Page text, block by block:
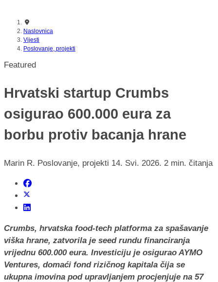
Naslovnica
Vijesti
Poslovanje, projekti
Featured
Hrvatski startup Crumbs
osigurao 600.000 eura za
borbu protiv bacanja hrane
Marin R. Poslovanje, projekti 14. Svi. 2026. 2 min. čitanja
Crumbs, hrvatska food-tech platforma za spašavanje
viška hrane, zatvorila je seed rundu financiranja
vrijednu 600.000 eura. Investiciju je osigurao AYMO
Ventures, domaći fond rizičnog kapitala čija se
ukupna imovina pod upravljanjem procjenjuje na 57